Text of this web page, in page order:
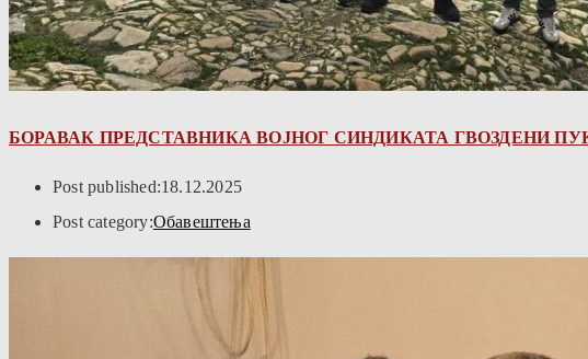
БОРАВАК ПРЕДСТАВНИКА ВОЈНОГ СИНДИКАТА ГВОЗДЕНИ
Post published:18.12.2025
Post category:Обавештења